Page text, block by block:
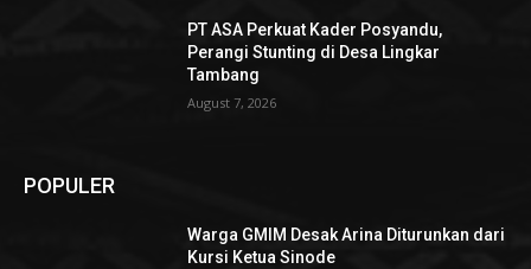
PT ASA Perkuat Kader Posyandu,
Perangi Stunting di Desa Lingkar
Tambang
August 7, 2026
POPULER
Warga GMIM Desak Arina Diturunkan dari
Kursi Ketua Sinode